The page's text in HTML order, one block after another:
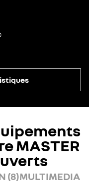
MASTER
(8)MULTIMEDIA